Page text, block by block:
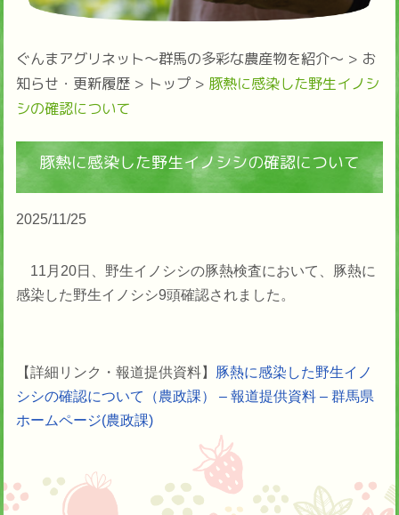
ぐんまアグリネット～群馬の多彩な農産物を紹介～ > お
知らせ・更新履歴> トップ> 豚熱に感染した野生イノシ
シの確認について
豚熱に感染した野生イノシシの確認について
2025/11/25
11月20日、野生イノシシの豚熱検査において、豚熱に
感染した野生イノシシ9頭確認されました。
【詳細リンク・報道提供資料】 豚熱に感染した野生イノ
シシの確認について（農政課） – 報道提供資料 – 群馬県
ホームページ(農政課)